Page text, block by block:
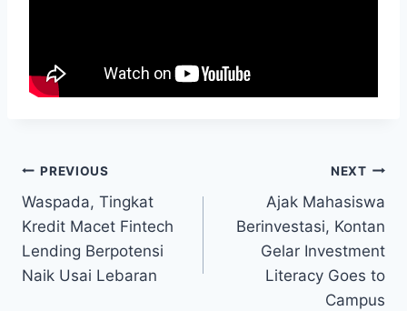
Post
navigation
PREVIOUS
Waspada, Tingkat
Kredit Macet Fintech
Lending Berpotensi
Naik Usai Lebaran
NEXT
Ajak Mahasiswa
Berinvestasi, Kontan
Gelar Investment
Literacy Goes to
Campus